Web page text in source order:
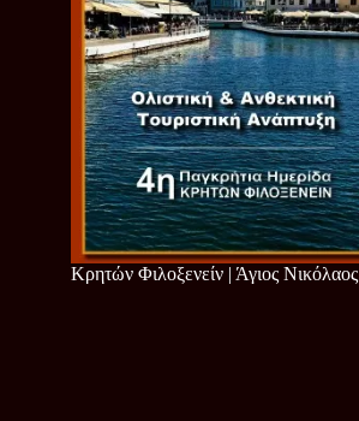
Κρητών Φιλοξενείν | Άγιος Νικόλαος